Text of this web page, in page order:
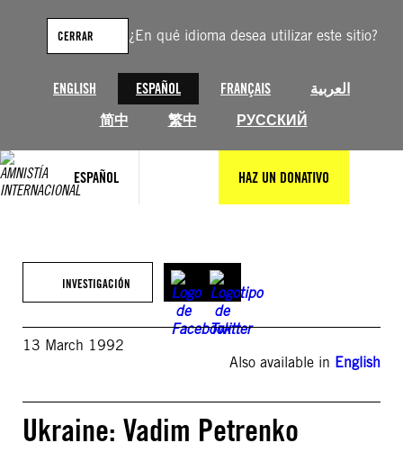
¿En qué idioma desea utilizar este sitio?
ENGLISH ESPAÑOL FRANÇAIS
العربية
简中
繁中 РУССКИЙ
CERRAR
ESPAÑOL HAZ UN DONATIVO
contenido
INVESTIGACIÓN
13 March 1992
Also available in English
Ukraine: Vadim Petrenko